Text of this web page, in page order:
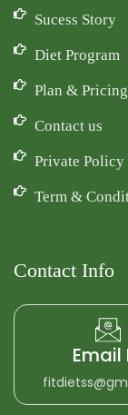
Sucess Story
Diet Program
Plan & Pricing
Contact us
Private Policy
Term &
Contact Info
Email